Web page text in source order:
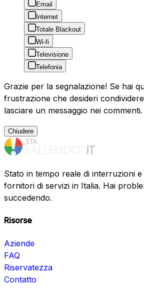
Email
Internet
Totale Blackout
Wi-fi
Televisione
Telefonia
Grazie per la segnalazione! Se hai
frustrazione che desideri
lasciare un messaggio nei commenti.
Chiudere
Stato in tempo reale di interruzioni
fornitori di servizi in Italia. Hai
succedendo.
Risorse
Aziende
FAQ
Riservatezza
Contatto